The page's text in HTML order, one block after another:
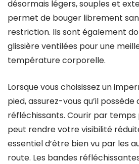
désormais légers, souples et
permet de bouger librement
restriction. Ils sont également
glissière ventilées pour une
température corporelle.
Lorsque vous choisissez un
pied, assurez-vous qu’il
réfléchissants. Courir par temps
peut rendre votre visibilité
essentiel d’être bien vu par les
route. Les bandes